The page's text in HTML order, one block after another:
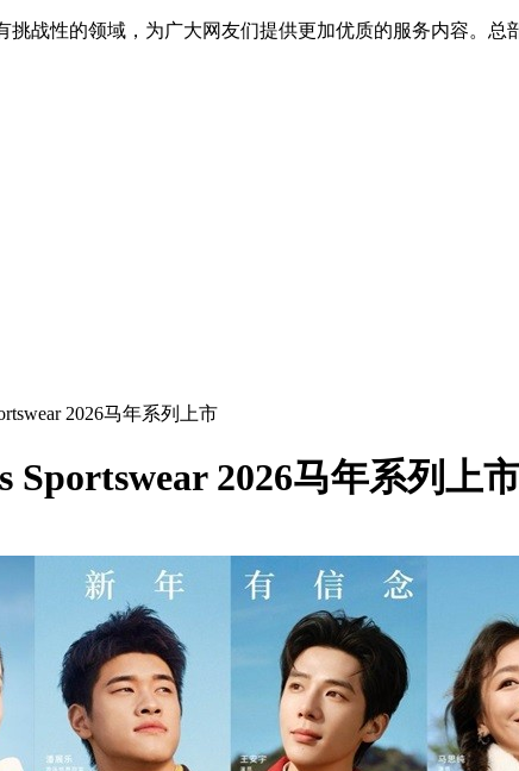
战性的领域，为广大网友们提供更加优质的服务内容。
2026马年系列上市
2026马年系列上